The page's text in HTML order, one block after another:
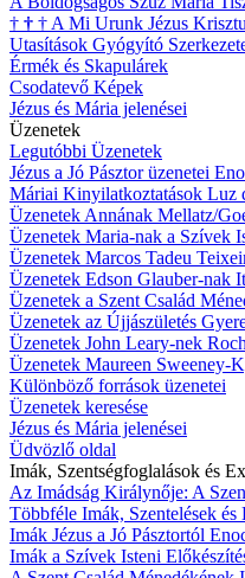
† † † A Mi Urunk Jézus
Utasítások Gyógyító
Érmék és Skapulárek
Csodatevő Képek
Jézus és Mária jelenései
Üzenetek
Legutóbbi Üzenetek
Jézus a Jó Pásztor üzenetei
Máriai Kinyilatkoztatások Luz
Üzenetek Annának Mellatz/
Üzenetek Maria-nak a Szívek
Üzenetek Marcos Tadeu
Üzenetek Edson Glauber-nak
Üzenetek a Szent Család
Üzenetek az Újjászületés
Üzenetek John Leary-nek
Üzenetek Maureen
Különböző források üzenetei
Üzenetek keresése
Jézus és Mária jelenései
Üdvözlő oldal
Imák, Szentségfoglalások és
Az Imádság Királynője: A
Többféle Imák, Szentelések és
Imák Jézus a Jó Pásztortól
Imák a Szívek Isteni